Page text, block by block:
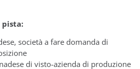
pista:
società a fare domanda di
di visto-azienda di produzione